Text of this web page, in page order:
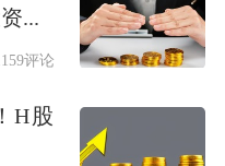
别克车，但当他
么开车都无法发
是他们只能叫
有的男人要叫
...
评论
H股